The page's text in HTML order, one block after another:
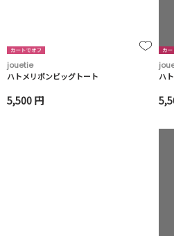
jouetie
ハトメリボンビッグトート
5,500 円
ハ